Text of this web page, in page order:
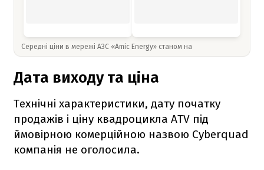
Середні ціни в мережі АЗС «Amic Energy» станом на
Дата виходу та ціна
Технічні характеристики, дату початку
продажів і ціну квадроцикла ATV під
ймовірною комерційною назвою Cyberquad
компанія не оголосила.